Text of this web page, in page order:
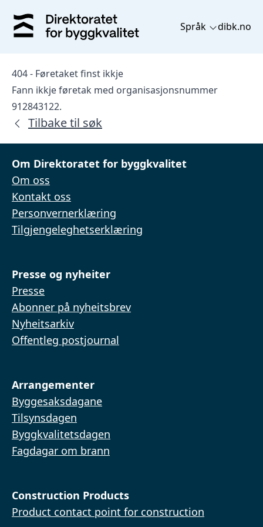
Språk dibk.no
404 - Føretaket finst ikkje
Fann ikkje føretak med organisasjonsnummer
912843122.
Tilbake til søk
Om Direktoratet for byggkvalitet
Om oss
Kontakt oss
Personvernerklæring
Tilgjengeleghetserklæring
Presse og nyheiter
Presse
Abonner på nyheitsbrev
Nyheitsarkiv
Offentleg postjournal
Arrangementer
Byggesaksdagane
Tilsynsdagen
Byggkvalitetsdagen
Fagdagar om brann
Construction Products
Product contact point for construction